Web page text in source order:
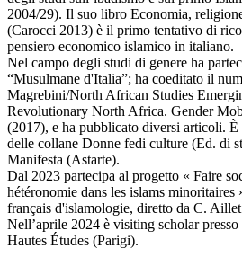
2004/29). Il suo libro Economia,
(Carocci 2013) è il primo tentativo di
pensiero economico islamico in italiano.
Nel campo degli studi di genere ha
“Musulmane d'Italia”; ha coeditato il
Magrebini/North African Studies
Revolutionary North Africa. Gender
(2017), e ha pubblicato diversi articoli.
delle collane Donne fedi culture (Ed. di
Manifesta (Astarte).
Dal 2023 partecipa al progetto « Faire
hétéronomie dans les islams
français d'islamologie, diretto da C.
Nell’aprile 2024 è visiting scholar
Hautes Études (Parigi).